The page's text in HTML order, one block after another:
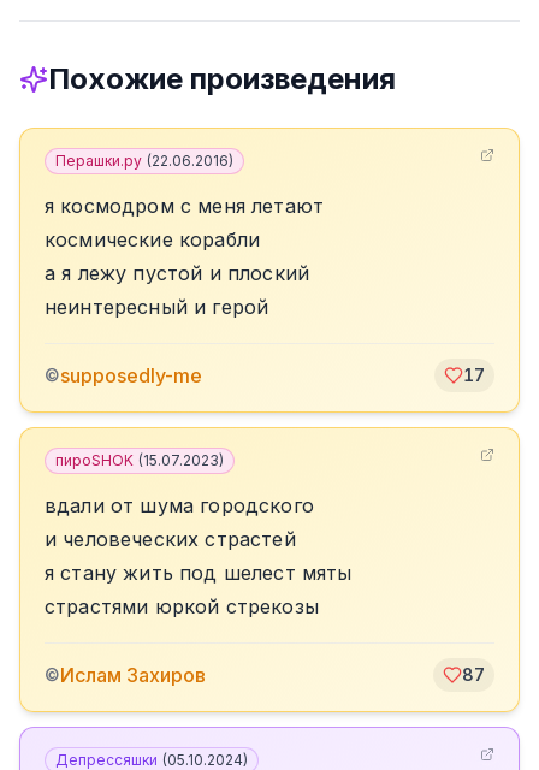
Похожие произведения
Перашки.ру (22.06.2016)
я космодром с меня летают
космические корабли
а я лежу пустой и плоский
неинтересный и герой
©supposedly-me 17
пироSHOK (15.07.2023)
вдали от шума городского
и человеческих страстей
я стану жить под шелест мяты
страстями юркой стрекозы
©Ислам Захиров 87
Депрессяшки (05.10.2024)